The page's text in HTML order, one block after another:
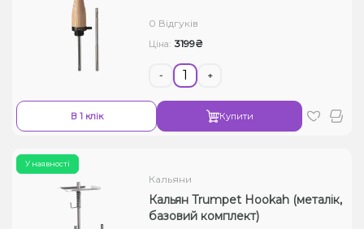
0 Відгуків
Ціна: 3199₴
- +
В 1 клік Купити
У наявності
Кальяни
Кальян Trumpet Hookah (металік,
базовий комплект)